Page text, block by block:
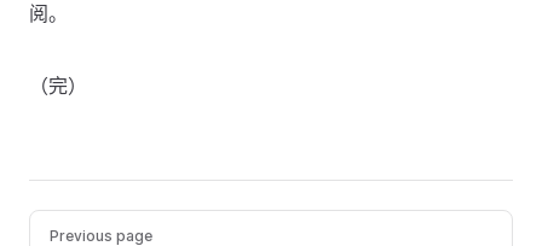
阅。
（完）
Previous page